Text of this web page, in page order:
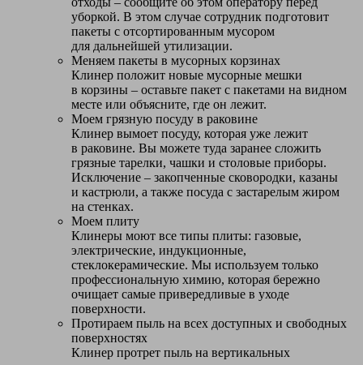
уборкой. В этом случае сотрудник подготовит
пакеты с отсортированным мусором
для дальнейшей утилизации.
Меняем пакеты в мусорных корзинах
Клинер положит новые мусорные мешки
в корзины – оставьте пакет с пакетами на видном
месте или объясните, где он лежит.
Моем грязную посуду в раковине
Клинер вымоет посуду, которая уже лежит
в раковине. Вы можете туда заранее сложить
грязные тарелки, чашки и столовые приборы.
Исключение – закопченные сковородки, казаны
и кастрюли, а также посуда с застарелым жиром
на стенках.
Моем плиту
Клинеры моют все типы плиты: газовые,
электрические, индукционные,
стеклокерамические. Мы используем только
профессиональную химию, которая бережно
очищает самые привередливые в уходе
поверхности.
Протираем пыль на всех доступных и свободных
поверхностях
Клинер протрет пыль на вертикальных